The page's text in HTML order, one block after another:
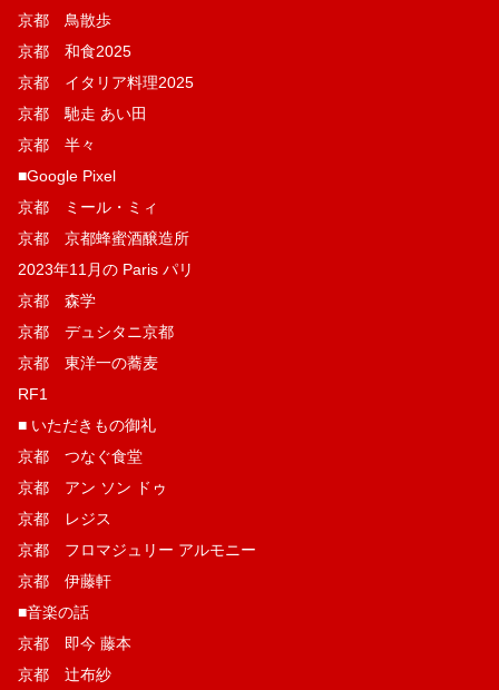
京都 鳥散歩
京都 和食2025
京都 イタリア料理2025
京都 馳走 あい田
京都 半々
■Google Pixel
京都 ミール・ミィ
京都 京都蜂蜜酒醸造所
2023年11月の Paris パリ
京都 森学
京都 デュシタニ京都
京都 東洋一の蕎麦
RF1
■ いただきもの御礼
京都 つなぐ食堂
京都 アン ソン ドゥ
京都 レジス
京都 フロマジュリー アルモニー
京都 伊藤軒
■音楽の話
京都 即今 藤本
京都 辻布紗